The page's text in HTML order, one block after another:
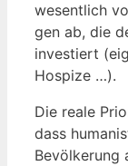
wesent­lich
gen ab, die
inves­tiert
Hospize …).
Die rea­le
dass
Bevöl­ke­rung